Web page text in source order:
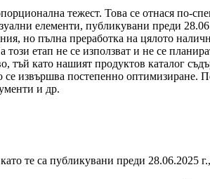
тежест. Това се отнася по-
елементи, публикувани преди
но пълна преработка на цялото
етап не се използват и не се
тъй като нашият продуктов каталог
извършва постепенно
и др.
те са публикувани преди 28.06.2025